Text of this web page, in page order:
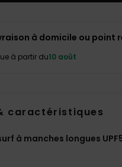
à domicile ou point
à partir du10 août
caractéristiques
à manches longues